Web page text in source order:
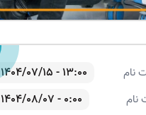
نام 13:00 - 1404/07/15
نام 0:00 - 1404/08/07